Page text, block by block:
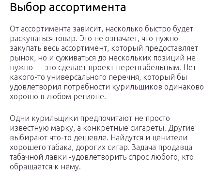
Выбор ассортимента
От ассортимента зависит, насколько быстро будет
раскупаться товар. Это не означает, что нужно
закупать весь ассортимент, который предоставляет
рынок, но и суживаться до нескольких позиций не
нужно — это сделает проект нерентабельным. Нет
какого-то универсального перечня, который бы
удовлетворил потребности курильщиков одинаково
хорошо в любом регионе.
Одни курильщики предпочитают не просто
известную марку, а конкретные сигареты. Другие
выбирают что-то дешевле. Найдутся и ценители
хорошего табака, дорогих сигар. Задача продавца
табачной лавки -удовлетворить спрос любого, кто
обращается к нему.